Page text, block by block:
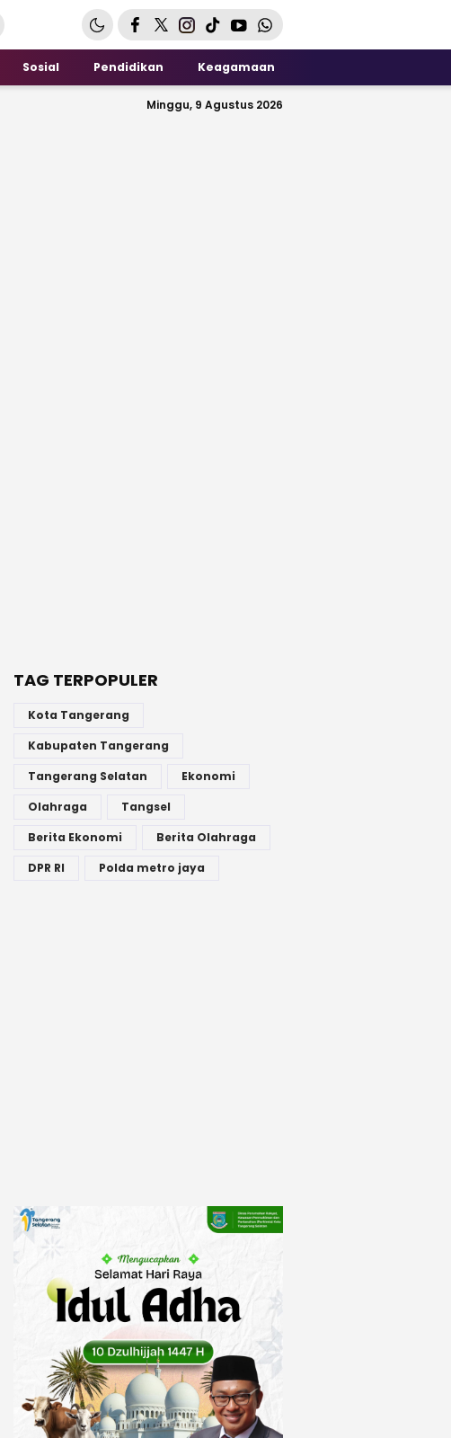
Sosial Pendidikan Keagamaan
Minggu, 9 Agustus 2026
TAG TERPOPULER
Kota Tangerang
Kabupaten Tangerang
Tangerang Selatan
Ekonomi
Olahraga
Tangsel
Berita Ekonomi
Berita Olahraga
DPR RI
Polda metro jaya